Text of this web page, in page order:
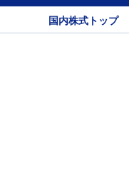
国内株式トップ